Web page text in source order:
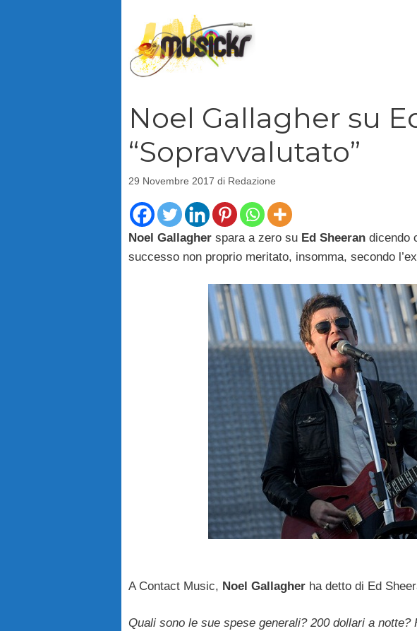
Noel Gallagher su
“Sopravvalutato”
29 Novembre 2017 di Redazione
Noel Gallagher spara a zero su Ed Sheeran dicendo
successo non proprio meritato, insomma, secondo
A Contact Music, Noel Gallagher ha detto di Ed
Quali sono le sue spese generali? 200 dollari a